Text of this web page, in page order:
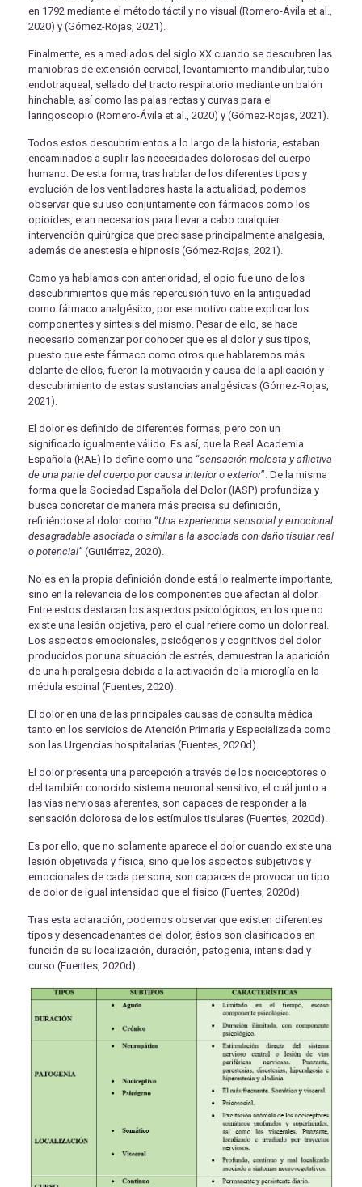
en 1792 mediante el método táctil y no visual (Romero-Ávila et al.,
2020) y (Gómez-Rojas, 2021).
Finalmente, es a mediados del siglo XX cuando se descubren las
maniobras de extensión cervical, levantamiento mandibular, tubo
endotraqueal, sellado del tracto respiratorio mediante un balón
hinchable, así como las palas rectas y curvas para el
laringoscopio (Romero-Ávila et al., 2020) y (Gómez-Rojas, 2021).
Todos estos descubrimientos a lo largo de la historia, estaban
encaminados a suplir las necesidades dolorosas del cuerpo
humano. De esta forma, tras hablar de los diferentes tipos y
evolución de los ventiladores hasta la actualidad, podemos
observar que su uso conjuntamente con fármacos como los
opioides, eran necesarios para llevar a cabo cualquier
intervención quirúrgica que precisase principalmente analgesia,
además de anestesia e hipnosis (Gómez-Rojas, 2021).
Como ya hablamos con anterioridad, el opio fue uno de los
descubrimientos que más repercusión tuvo en la antigüedad
como fármaco analgésico, por ese motivo cabe explicar los
componentes y síntesis del mismo. Pesar de ello, se hace
necesario comenzar por conocer que es el dolor y sus tipos,
puesto que este fármaco como otros que hablaremos más
delante de ellos, fueron la motivación y causa de la aplicación y
descubrimiento de estas sustancias analgésicas (Gómez-Rojas,
2021).
El dolor es definido de diferentes formas, pero con un
significado igualmente válido. Es así, que la Real Academia
Española (RAE) lo define como una “sensación molesta y aflictiva
de una parte del cuerpo por causa interior o exterior”. De la misma
forma que la Sociedad Española del Dolor (IASP) profundiza y
busca concretar de manera más precisa su definición,
refiriéndose al dolor como “Una experiencia sensorial y emocional
desagradable asociada o similar a la asociada con daño tisular real
o potencial” (Gutiérrez, 2020).
No es en la propia definición donde está lo realmente importante,
sino en la relevancia de los componentes que afectan al dolor.
Entre estos destacan los aspectos psicológicos, en los que no
existe una lesión objetiva, pero el cual refiere como un dolor real.
Los aspectos emocionales, psicógenos y cognitivos del dolor
producidos por una situación de estrés, demuestran la aparición
de una hiperalgesia debida a la activación de la microglía en la
médula espinal (Fuentes, 2020).
El dolor en una de las principales causas de consulta médica
tanto en los servicios de Atención Primaria y Especializada como
son las Urgencias hospitalarias (Fuentes, 2020d).
El dolor presenta una percepción a través de los nociceptores o
del también conocido sistema neuronal sensitivo, el cuál junto a
las vías nerviosas aferentes, son capaces de responder a la
sensación dolorosa de los estímulos tisulares (Fuentes, 2020d).
Es por ello, que no solamente aparece el dolor cuando existe una
lesión objetivada y física, sino que los aspectos subjetivos y
emocionales de cada persona, son capaces de provocar un tipo
de dolor de igual intensidad que el físico (Fuentes, 2020d).
Tras esta aclaración, podemos observar que existen diferentes
tipos y desencadenantes del dolor, éstos son clasificados en
función de su localización, duración, patogenia, intensidad y
curso (Fuentes, 2020d).